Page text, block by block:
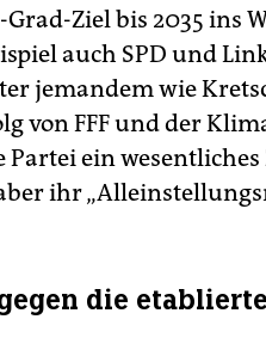
Grad-Ziel bis 2035 ins
auch SPD und
jemandem wie
von FFF und der
Partei ein
ihr
die